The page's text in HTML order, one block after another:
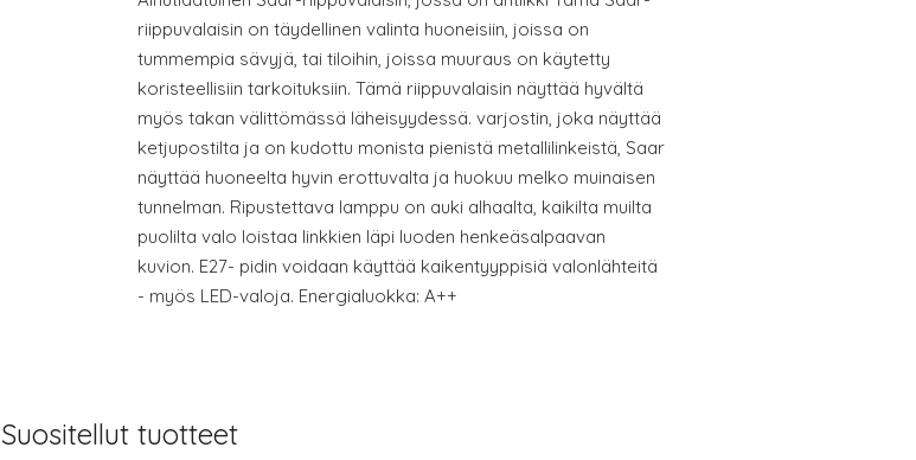
riippuvalaisin on täydellinen valinta huoneisiin, joissa on
tummempia sävyjä, tai tiloihin, joissa muuraus on käytetty
koristeellisiin tarkoituksiin. Tämä riippuvalaisin näyttää hyvältä
myös takan välittömässä läheisyydessä. varjostin, joka näyttää
ketjupostilta ja on kudottu monista pienistä metallilinkeistä, Saar
näyttää huoneelta hyvin erottuvalta ja huokuu melko muinaisen
tunnelman. Ripustettava lamppu on auki alhaalta, kaikilta muilta
puolilta valo loistaa linkkien läpi luoden henkeäsalpaavan
kuvion. E27- pidin voidaan käyttää kaikentyyppisiä valonlähteitä
- myös LED-valoja. Energialuokka: A++
Suositellut tuotteet